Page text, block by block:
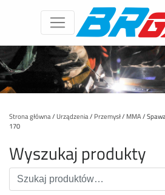
Strona główna/ Urządzenia/ Przemysł/ MMA/
170
Wyszukaj produkty